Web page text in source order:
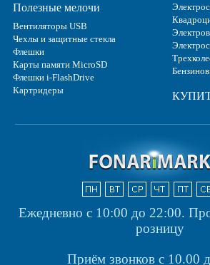
Полезные мелочи
Вентиляторы USB
Чехлы и защитные стекла
Флешки
Карты памяти MicroSD
Флешки i-FlashDrive
Картридеры
Ежедневно с 10:00 до 22:00.
розницу
Приём звонков с 10.00